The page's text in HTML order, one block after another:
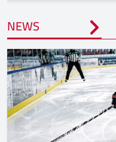
NEWS